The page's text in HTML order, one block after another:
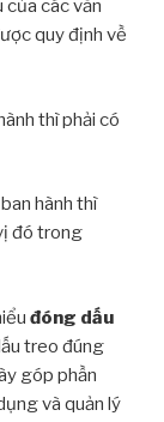
của các văn
quy định về
thì phải có
hành thì
đó trong
đóng dấu
treo đúng
góp phần
và quản lý